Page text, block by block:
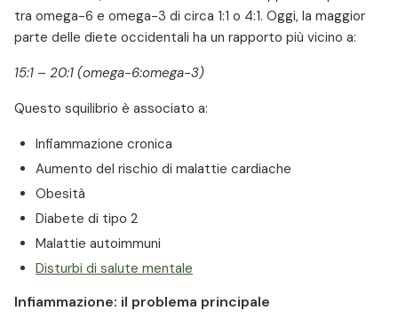
tra omega-6 e omega-3 di circa 1:1 o 4:1. Oggi, la maggior
parte delle diete occidentali ha un rapporto più vicino a:
15:1 – 20:1 (omega-6:omega-3)
Questo squilibrio è associato a:
Infiammazione cronica
Aumento del rischio di malattie cardiache
Obesità
Diabete di tipo 2
Malattie autoimmuni
Disturbi di salute mentale
Infiammazione: il problema principale